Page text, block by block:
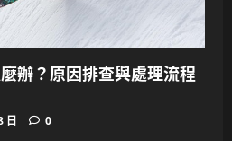
辦？原因排查與處理流程
日 0